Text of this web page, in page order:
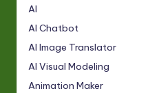
AI
AI Chatbot
AI Image Translator
AI Visual Modeling
Animation Maker